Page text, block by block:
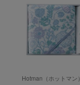
Hotman（ホットマン）